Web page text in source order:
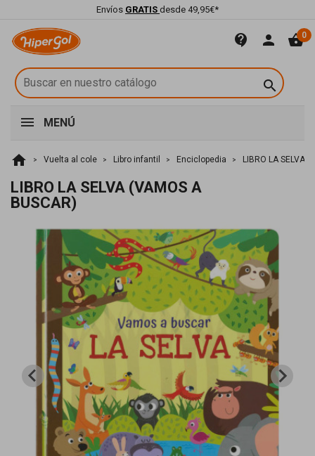
Envíos GRATIS desde 49,95€*
contact_support person shopping_basket0

MENÚ
home Vuelta al cole Libro infantil Enciclopedia LIBRO LA SELVA
LIBRO LA SELVA (VAMOS A
BUSCAR)